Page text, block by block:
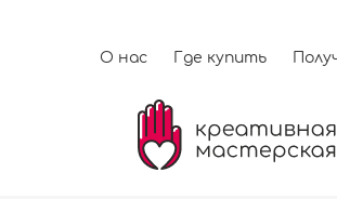
О нас Где купить